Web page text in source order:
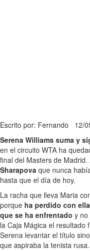
Escrito por: Fernando 12/
Serena Williams suma y
en el circuito WTA ha
final del Masters de Madrid.
Sharapova que nunca
hasta que el día de hoy.
La racha que lleva Maria
porque ha perdido con
que se ha enfrentado y no
la Caja Mágica el resultado
Serena levantar el título
que aspiraba la tenista rusa.